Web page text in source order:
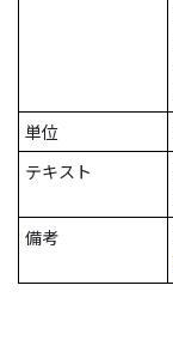
単位
テキスト
備考